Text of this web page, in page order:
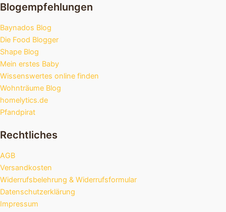
Blogempfehlungen
Baynados Blog
Die Food Blogger
Shape Blog
Mein erstes Baby
Wissenswertes online finden
Wohnträume Blog
homelytics.de
Pfandpirat
Rechtliches
AGB
Versandkosten
Widerrufsbelehrung & Widerrufsformular
Datenschutzerklärung
Impressum